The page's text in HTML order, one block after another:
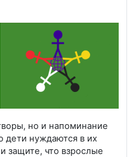
но и напоминание
дети нуждаются в их
защите, что взрослые